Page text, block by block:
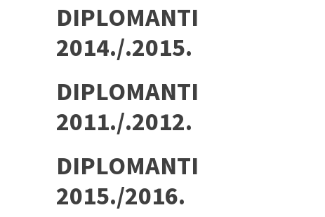
DIPLOMANTI
2014./.2015.
DIPLOMANTI
2011./.2012.
DIPLOMANTI
2015./2016.